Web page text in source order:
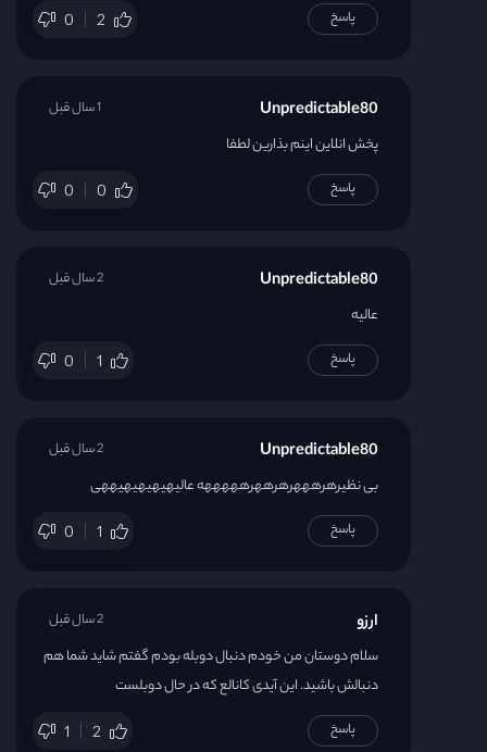
0 2 پاسخ
Unpredictable80
پخش انلاین اینم بذارین لطفا
0 0
1 سال قبل
پاسخ
Unpredictable80
عالیه
0 1
2 سال قبل
پاسخ
Unpredictable80
بی نظیرهرهههرهرههرهههههه عالیهیهیهیهیههی
0 1
2 سال قبل
پاسخ
ارزو
سلام دوستان من خودم دنبال دوبله بودم گفتم شاید شما هم
دنبالش باشید. این آیدی کانالع که در حال دوبلست
1 2
2 سال قبل
پاسخ